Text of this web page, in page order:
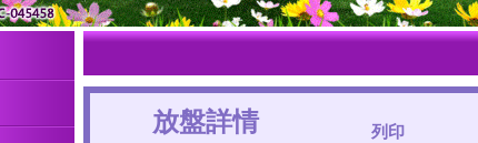
放盤詳情 列印